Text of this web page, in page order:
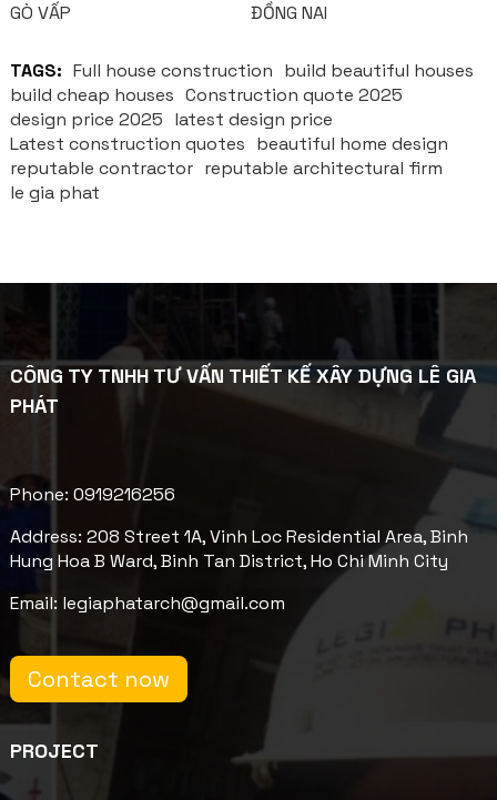
GÒ VẤP ĐỒNG NAI
TAGS: Full house construction build beautiful houses
build cheap houses Construction quote 2025
design price 2025 latest design price
Latest construction quotes beautiful home design
reputable contractor reputable architectural firm
le gia phat
CÔNG TY TNHH TƯ VẤN THIẾT KẾ XÂY DỰNG LÊ GIA
PHÁT
Phone: 0919216256
Address: 208 Street 1A, Vinh Loc Residential Area, Binh
Hung Hoa B Ward, Binh Tan District, Ho Chi Minh City
Email: legiaphatarch@gmail.com
Contact now
PROJECT